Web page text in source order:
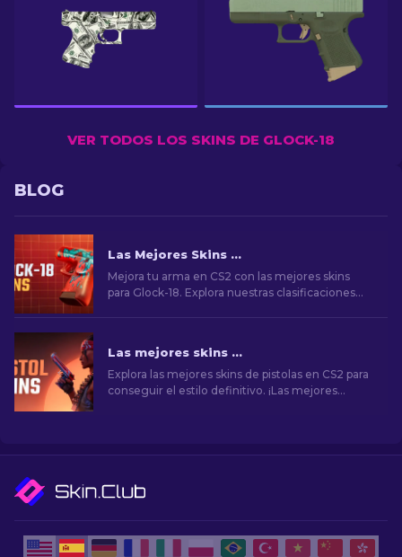
VER TODOS LOS SKINS DE GLOCK-18
BLOG
Las Mejores Skins de Glock-18 en CS2: Lista Completa (2026)
Mejora tu arma en CS2 con las mejores skins
para Glock-18. Explora nuestras clasificaciones
Las mejores skins de pistolas en CS2 [2026]
Explora las mejores skins de pistolas en CS2 para
conseguir el estilo definitivo. ¡Las mejores